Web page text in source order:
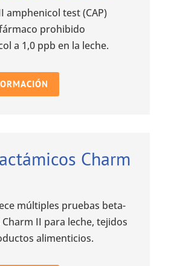
amphenicol test (CAP)
prohibido
a 1,0 ppb en la leche.
Charm
múltiples pruebas beta-
II para leche, tejidos
alimenticios.